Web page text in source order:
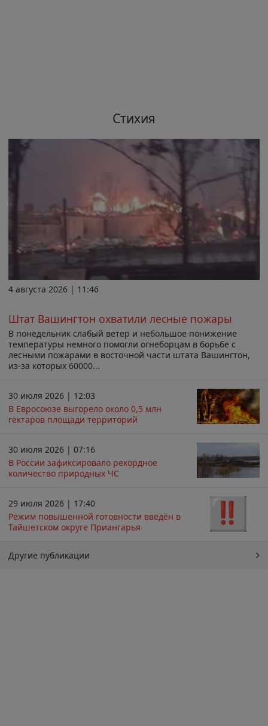
Стихия
4 августа 2026 | 11:46
Штат Вашингтон охватили лесные пожары
В понедельник слабый ветер и небольшое понижение
температуры немного помогли огнеборцам в борьбе с
лесными пожарами в восточной части штата Вашингтон,
из-за которых 60000...
30 июля 2026 | 12:03
В Евросоюзе выгорело около 0,5 млн
гектаров площади территорий
30 июля 2026 | 07:16
В России зафиксировало рекордное
количество природных ЧС
29 июля 2026 | 17:40
Режим повышенной готовности введён в
Тайшетском округе Приангарья
Другие публикации